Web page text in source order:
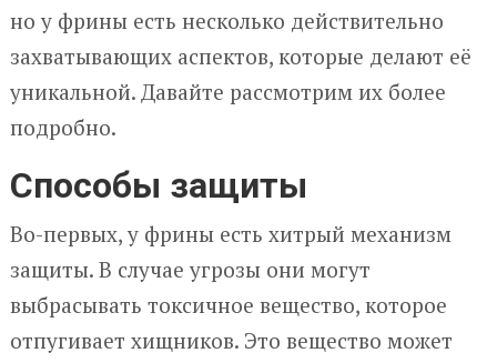
но у фрины есть несколько действительно
захватывающих аспектов, которые делают её
уникальной. Давайте рассмотрим их более
подробно.
Способы защиты
Во-первых, у фрины есть хитрый механизм
защиты. В случае угрозы они могут
выбрасывать токсичное вещество, которое
отпугивает хищников. Это вещество может